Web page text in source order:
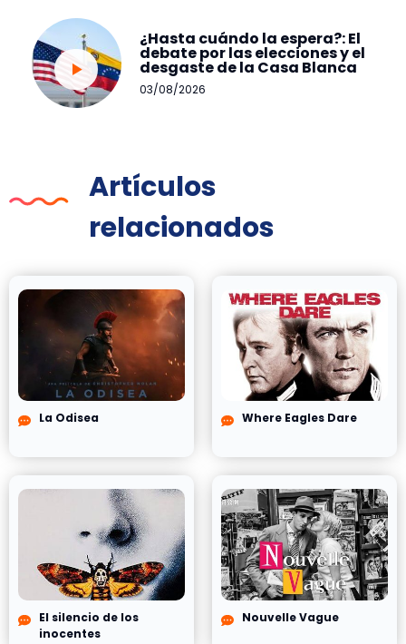
¿Hasta cuándo la espera?: El
debate por las elecciones y el
desgaste de la Casa Blanca
03/08/2026
Artículos
relacionados
La Odisea Where Eagles Dare
El silencio de los
inocentes
Nouvelle Vague